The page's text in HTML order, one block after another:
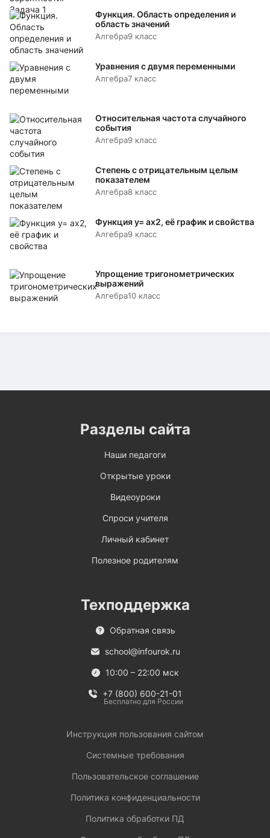
Функция. Область определения и
область значений
Алгебра9 класс
Уравнения с двумя переменными
Алгебра7 класс
Относительная частота случайного
события
Алгебра9 класс
Степень с отрицательным целым
показателем
Алгебра8 класс
Функция y= аx2, её график и свойства
Алгебра9 класс
Упрощение тригонометрических
выражений
Алгебра10 класс
Разделы сайта
Наши педагоги
Открытые уроки
Видеоуроки
Спроси учителя
Личный кабинет
Полезное родителям
Техподдержка
Обратная связь
school@infourok.ru
10:00 – 22:00 мск
+7 (800) 600-21-01
Бесплатно для России
Инструкция пользования сайтом
Системные требования
Пользовательское соглашение
Политика конфиденциальности
Политика обработки ПД